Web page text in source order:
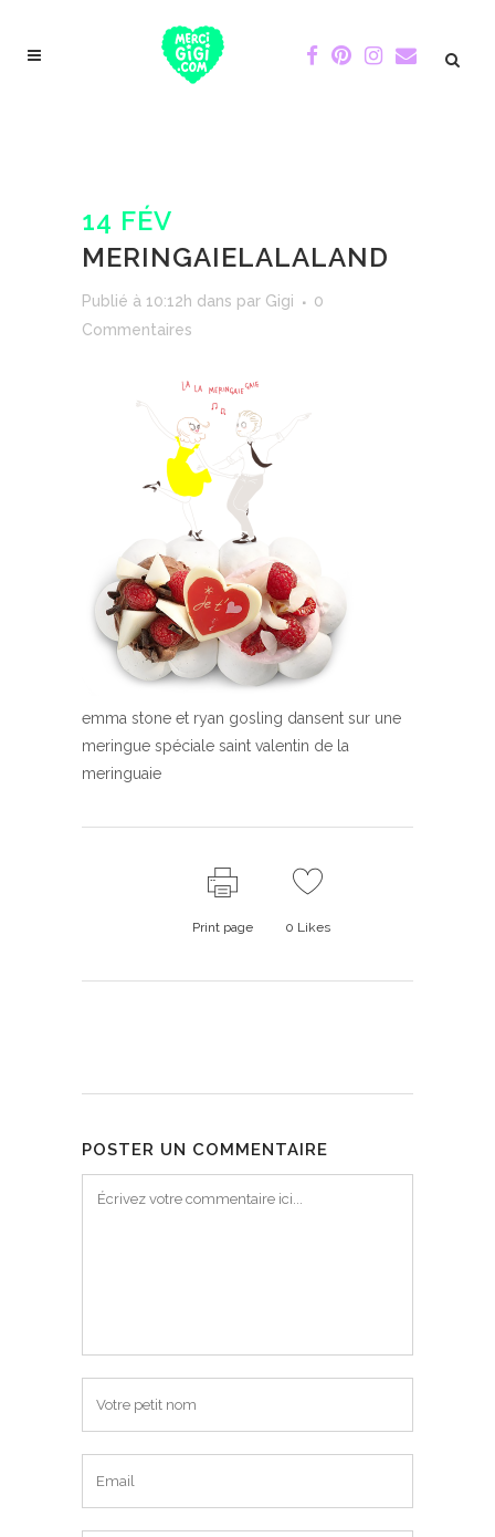
14 FÉV
MERINGAIELALALAND
Publié à 10:12h dans par Gigi
0
Commentaires
emma stone et ryan gosling dansent sur une
meringue spéciale saint valentin de la
meringuaie
Print page 0 Likes
POSTER UN COMMENTAIRE